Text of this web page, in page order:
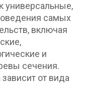
универсальные,
самых
включая
и
сечения.
от вида